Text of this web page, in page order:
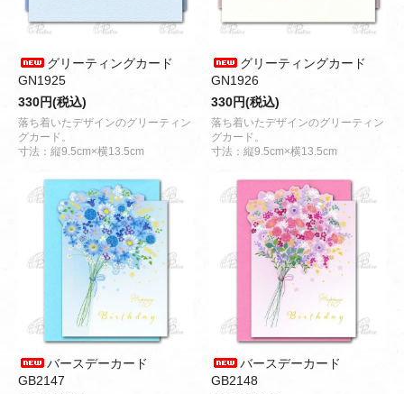
グリーティングカード
GN1925
330円(税込)
落ち着いたデザインのグリーティン
グカード。
寸法：縦9.5cm×横13.5cm
グリーティングカード
GN1926
330円(税込)
落ち着いたデザインのグリーティン
グカード。
寸法：縦9.5cm×横13.5cm
バースデーカード
GB2147
バースデーカード
GB2148